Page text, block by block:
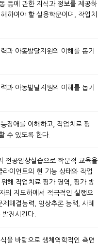
등에 관한 지식과 정보를 제공하
하여야 할 실용학문이며, 작업치
과 아동발달지원의 이해를 돕기
과 아동발달지원의 이해를 돕기
장애를 이해하고, 작업치료 평
수 있도록 한다.
전공임상실습으로 학문적 교육을
이언트의 현 기능 상태와 작업
해 작업치료 평가 영역, 평가 방
의 지도하에서 적극적인 실행으
해결능력, 임상추론 능력, 사례
전시킨다.
을 바탕으로 생체역학적인 측면